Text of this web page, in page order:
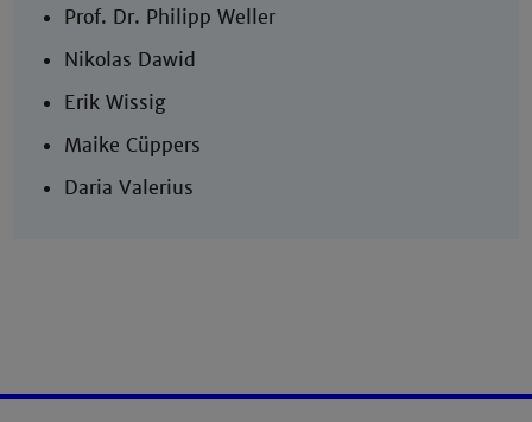
Prof. Dr. Philipp Weller
Nikolas Dawid
Erik Wissig
Maike Cüppers
Daria Valerius